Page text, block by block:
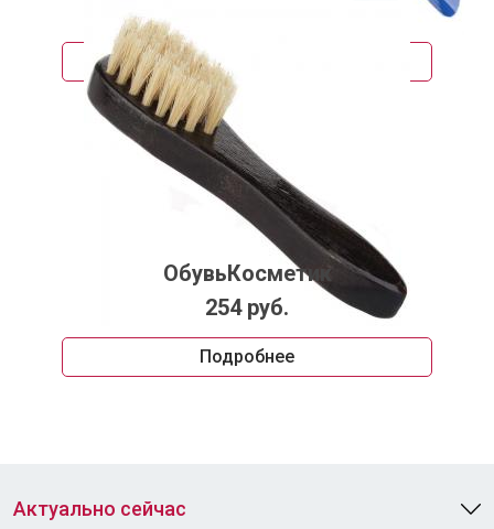
Подробнее
ОбувьКосметик
254 руб.
Подробнее
Актуально сейчас